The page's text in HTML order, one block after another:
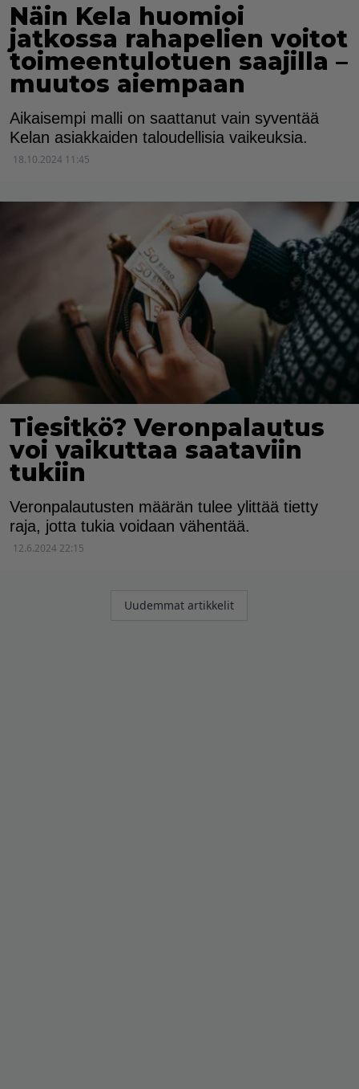
Näin Kela huomioi
jatkossa rahapelien voitot
toimeentulotuen saajilla –
muutos aiempaan
Aikaisempi malli on saattanut vain syventää
Kelan asiakkaiden taloudellisia vaikeuksia.
18.10.2024 11:45
Tiesitkö? Veronpalautus
voi vaikuttaa saataviin
tukiin
Veronpalautusten määrän tulee ylittää tietty
raja, jotta tukia voidaan vähentää.
12.6.2024 22:15
Artikkelien
Uudemmat artikkelit